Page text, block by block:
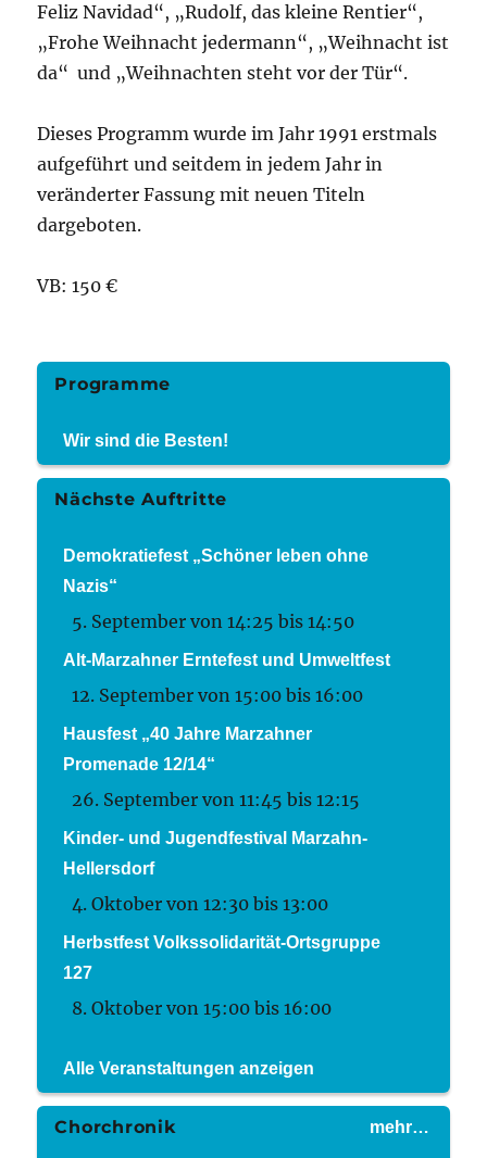
Feliz Navidad“, „Rudolf, das kleine Rentier“,
„Frohe Weihnacht jedermann“, „Weihnacht ist
da“ und „Weihnachten steht vor der Tür“.
Dieses Programm wurde im Jahr 1991 erstmals
aufgeführt und seitdem in jedem Jahr in
veränderter Fassung mit neuen Titeln
dargeboten.
VB: 150 €
Programme
Wir sind die Besten!
Nächste Auftritte
Demokratiefest „Schöner leben ohne
Nazis“
5. September von 14:25 bis14:50
Alt-Marzahner Erntefest und Umweltfest
12. September von 15:00 bis16:00
Hausfest „40 Jahre Marzahner
Promenade 12/14“
26. September von 11:45 bis12:15
Kinder- und Jugendfestival Marzahn-
Hellersdorf
4. Oktober von 12:30 bis13:00
Herbstfest Volkssolidarität-Ortsgruppe
127
8. Oktober von 15:00 bis16:00
Alle Veranstaltungen anzeigen
mehr…
Chorchronik